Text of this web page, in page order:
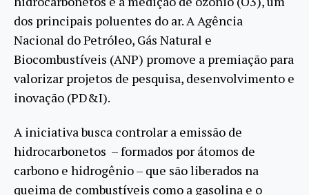
dos principais poluentes do ar. A Agência
Nacional do Petróleo, Gás Natural e
Biocombustíveis (ANP) promove a premiação para
valorizar projetos de pesquisa, desenvolvimento e
inovação (PD&I).
A iniciativa busca controlar a emissão de
hidrocarbonetos – formados por átomos de
carbono e hidrogênio – que são liberados na
queima de combustíveis como a gasolina e o